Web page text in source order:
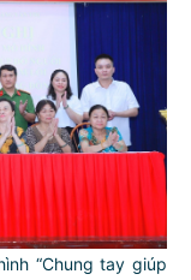
“Chung tay giúp
LÀ: